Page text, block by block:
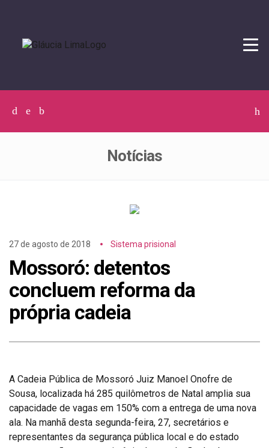
Facebook
TwitterInstagram
Notícias
27 de agosto de 2018 Sistema prisional
Mossoró: detentos
concluem reforma da
própria cadeia
A Cadeia Pública de Mossoró Juiz Manoel Onofre de
Sousa, localizada há 285 quilômetros de Natal amplia sua
capacidade de vagas em 150% com a entrega de uma nova
ala. Na manhã desta segunda-feira, 27, secretários e
representantes da segurança pública local e do estado